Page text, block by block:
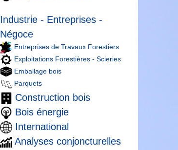
Industrie - Entreprises -
Négoce
Entreprises de Travaux Forestiers
Exploitations Forestières - Scieries
Emballage bois
Parquets
Construction bois
Bois énergie
International
Analyses conjoncturelles